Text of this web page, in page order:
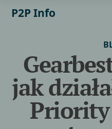
P2P Info
jak